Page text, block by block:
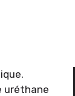
uréthane